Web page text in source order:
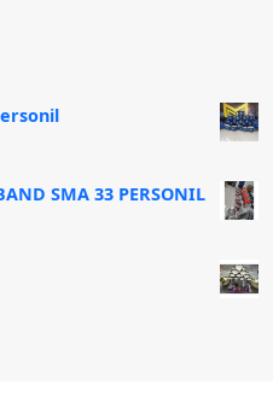
SMA 33 PERSONIL